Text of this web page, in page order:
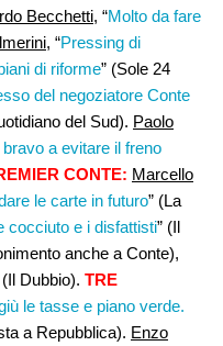
Becchetti, “Molto da fare
, “Pressing di
di riforme” (Sole 24
del negoziatore Conte
del Sud). Paolo
a evitare il freno
CONTE: Marcello
le carte in futuro” (La
cocciuto e i disfattisti” (Il
anche a Conte),
(Il Dubbio). TRE
le tasse e piano verde.
a Repubblica). Enzo